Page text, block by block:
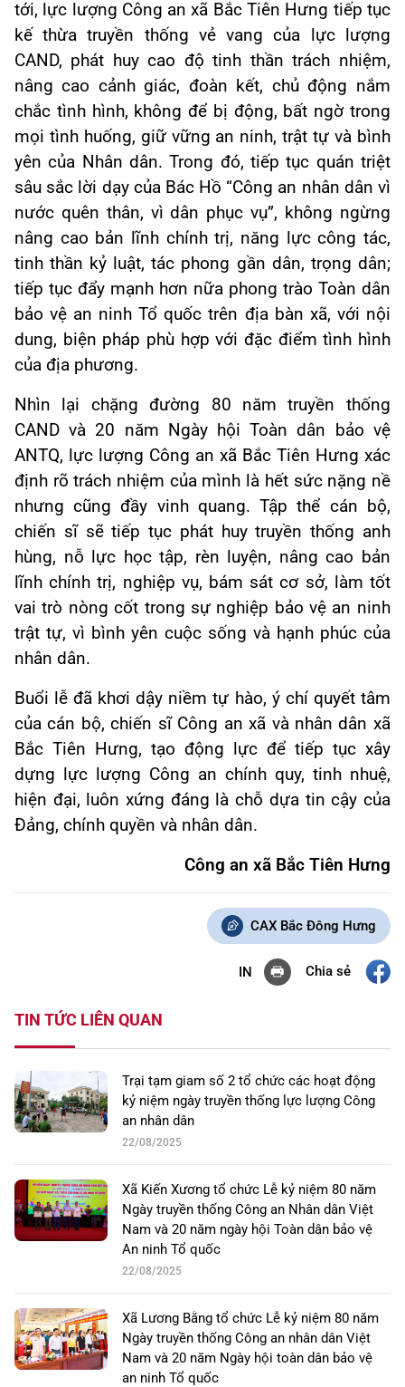
tới, lực lượng Công an xã Bắc Tiên Hưng tiếp tục
kế thừa truyền thống vẻ vang của lực lượng
CAND, phát huy cao độ tinh thần trách nhiệm,
nâng cao cảnh giác, đoàn kết, chủ động nắm
chắc tình hình, không để bị động, bất ngờ trong
mọi tình huống, giữ vững an ninh, trật tự và bình
yên của Nhân dân. Trong đó, tiếp tục quán triệt
sâu sắc lời dạy của Bác Hồ “Công an nhân dân vì
nước quên thân, vì dân phục vụ”, không ngừng
nâng cao bản lĩnh chính trị, năng lực công tác,
tinh thần kỷ luật, tác phong gần dân, trọng dân;
tiếp tục đẩy mạnh hơn nữa phong trào Toàn dân
bảo vệ an ninh Tổ quốc trên địa bàn xã, với nội
dung, biện pháp phù hợp với đặc điểm tình hình
của địa phương.
Nhìn lại chặng đường 80 năm truyền thống
CAND và 20 năm Ngày hội Toàn dân bảo vệ
ANTQ, lực lượng Công an xã Bắc Tiên Hưng xác
định rõ trách nhiệm của mình là hết sức nặng nề
nhưng cũng đầy vinh quang. Tập thể cán bộ,
chiến sĩ sẽ tiếp tục phát huy truyền thống anh
hùng, nỗ lực học tập, rèn luyện, nâng cao bản
lĩnh chính trị, nghiệp vụ, bám sát cơ sở, làm tốt
vai trò nòng cốt trong sự nghiệp bảo vệ an ninh
trật tự, vì bình yên cuộc sống và hạnh phúc của
nhân dân.
Buổi lễ đã khơi dậy niềm tự hào, ý chí quyết tâm
của cán bộ, chiến sĩ Công an xã và nhân dân xã
Bắc Tiên Hưng, tạo động lực để tiếp tục xây
dựng lực lượng Công an chính quy, tinh nhuệ,
hiện đại, luôn xứng đáng là chỗ dựa tin cậy của
Đảng, chính quyền và nhân dân.
Công an xã Bắc Tiên Hưng
CAX Bắc Đông Hưng
IN Chia sẻ
TIN TỨC LIÊN QUAN
Trại tạm giam số 2 tổ chức các hoạt động
kỷ niệm ngày truyền thống lực lượng Công
an nhân dân
22/08/2025
Xã Kiến Xương tổ chức Lễ kỷ niệm 80 năm
Ngày truyền thống Công an Nhân dân Việt
Nam và 20 năm ngày hội Toàn dân bảo vệ
An ninh Tổ quốc
22/08/2025
Xã Lương Bằng tổ chức Lễ kỷ niệm 80 năm
Ngày truyền thống Công an nhân dân Việt
Nam và 20 năm Ngày hội toàn dân bảo vệ
an ninh Tổ quốc